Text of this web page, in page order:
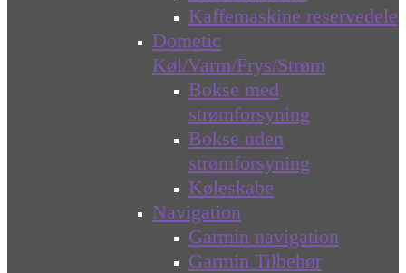
Kaffemaskine reservedele
Dometic
Køl/Varm/Frys/Strøm
Bokse med
strømforsyning
Bokse uden
strømforsyning
Køleskabe
Navigation
Garmin navigation
Garmin Tilbehør